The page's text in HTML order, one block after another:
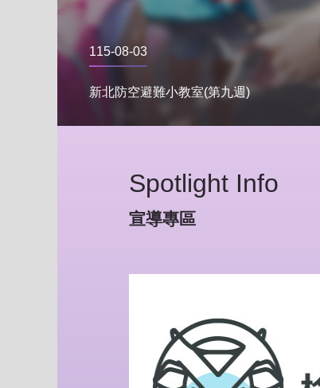
115-08-03
新北防空避難小教室(第九週)
Spotlight Info
宣導專區